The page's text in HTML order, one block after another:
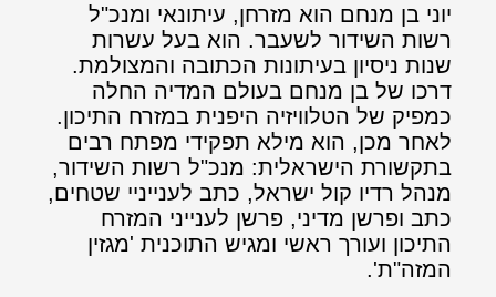
יוני בן מנחם הוא מזרחן, עיתונאי ומנכ"ל
רשות השידור לשעבר. הוא בעל עשרות
שנות ניסיון בעיתונות הכתובה והמצולמת.
דרכו של בן מנחם בעולם המדיה החלה
כמפיק של הטלוויזיה היפנית במזרח התיכון.
לאחר מכן, הוא מילא תפקידי מפתח רבים
בתקשורת הישראלית: מנכ"ל רשות השידור,
מנהל רדיו קול ישראל, כתב לענייניי שטחים,
כתב ופרשן מדיני, פרשן לענייני המזרח
התיכון ועורך ראשי ומגיש התוכנית 'מגזין
המזה"ת'.